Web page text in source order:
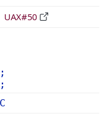
UAX#50